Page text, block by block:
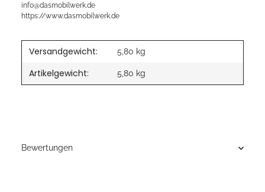
info@dasmobilwerk.de
https://www.dasmobilwerk.de
Versandgewicht: 5,80 kg
Artikelgewicht: 5,80 kg
Bewertungen